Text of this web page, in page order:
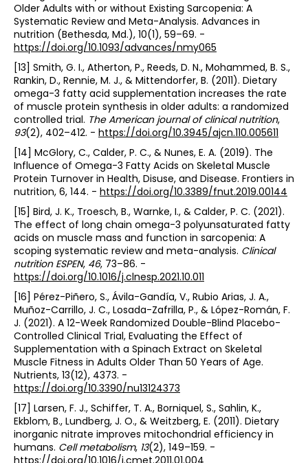
Older Adults with or without Existing Sarcopenia: A
Systematic Review and Meta-Analysis. Advances in
nutrition (Bethesda, Md.), 10(1), 59–69. -
https://doi.org/10.1093/advances/nmy065
[13] Smith, G. I., Atherton, P., Reeds, D. N., Mohammed, B. S.,
Rankin, D., Rennie, M. J., & Mittendorfer, B. (2011). Dietary
omega-3 fatty acid supplementation increases the rate
of muscle protein synthesis in older adults: a randomized
controlled trial. The American journal of clinical nutrition,
93(2), 402–412. - https://doi.org/10.3945/ajcn.110.005611
[14] McGlory, C., Calder, P. C., & Nunes, E. A. (2019). The
Influence of Omega-3 Fatty Acids on Skeletal Muscle
Protein Turnover in Health, Disuse, and Disease. Frontiers in
nutrition, 6, 144. - https://doi.org/10.3389/fnut.2019.00144
[15] Bird, J. K., Troesch, B., Warnke, I., & Calder, P. C. (2021).
The effect of long chain omega-3 polyunsaturated fatty
acids on muscle mass and function in sarcopenia: A
scoping systematic review and meta-analysis. Clinical
nutrition ESPEN, 46, 73–86. -
https://doi.org/10.1016/j.clnesp.2021.10.011
[16] Pérez-Piñero, S., Ávila-Gandía, V., Rubio Arias, J. A.,
Muñoz-Carrillo, J. C., Losada-Zafrilla, P., & López-Román, F.
J. (2021). A 12-Week Randomized Double-Blind Placebo-
Controlled Clinical Trial, Evaluating the Effect of
Supplementation with a Spinach Extract on Skeletal
Muscle Fitness in Adults Older Than 50 Years of Age.
Nutrients, 13(12), 4373. -
https://doi.org/10.3390/nu13124373
[17] Larsen, F. J., Schiffer, T. A., Borniquel, S., Sahlin, K.,
Ekblom, B., Lundberg, J. O., & Weitzberg, E. (2011). Dietary
inorganic nitrate improves mitochondrial efficiency in
humans. Cell metabolism, 13(2), 149–159. -
https://doi.org/10.1016/j.cmet.2011.01.004